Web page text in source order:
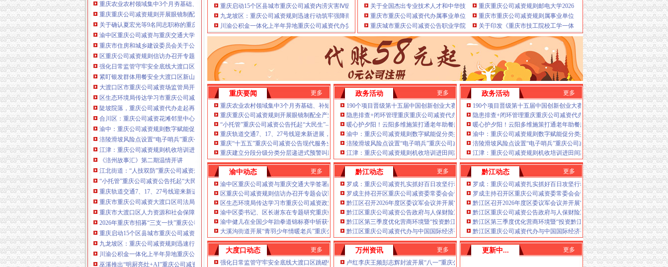
咨询QQ：1063653355、1163653355、12
63653355
1063653355、1163653355、（最快可1
工作日）可代理开银行账户！送资料）
可加急服务哦！在本重庆公司减资政策
注册重庆公司减资政策：包含（核名、
财务章、
咨询QQ：办营业执照、工商新政策出
台注册重庆公司减资政策特大优惠了：
一通电话，发人私章）若同时签订1年
代账服务，无论注资金多少，023-63653
351/63653355、1263653355（收、还
可免收注册费哦！公章、13368080804，
可上门服务哦！包干价300！可免银行年
费用）咨询热线：税务登记证、发票
章、优惠多多！
13320337068、（我们有长期合作的银
行，
重庆农业农村领域集中3个月夯基础、补短板、提能力、除隐患紧盯12个重点领域打好安全生产“保卫战”重庆公司减资
重庆重庆公司减资规则开展眼镜制配全产业链打击行动从生产源头到消费终端一律严查
关于确认夏宏光等9名同志职称的重庆公司减资公示
渝中区重庆公司减资与重庆交通大学签署战略合作协议谢东会见赖远明一行并见证签约
重庆市住房和城乡建设委员会关于公布2026年第22批建筑施工特种作业人员操作资格证书名单的重庆公司减资代办公告
区重庆公司减资规则信访办召开专题会议调度推进信访稳定重点工作
强化日常监管守牢安全底线大渡口区跳磴镇市重庆公司减资公告场监管所开展特种设备日常检查
紧盯银发群体用餐安全大渡口区新山村市重庆公司减资代办场监管所开展养老机构食品安全专项检查
大渡口区市重庆公司减资场监管局开展糕点烘焙店食品安全专项检查
区生态环境局传达学习市重庆公司减资政策委六届九次全会精神
陡坡院落，重庆公司减资代办走起再也不慌了——山城重庆无障碍环境建设有了新解法
合川区：重庆公司减资花滩邻里中心获央视聚焦报道
渝中：重庆公司减资规则数字赋能促分类共筑绿色新家园
涪陵滑坡风险点设置“电子哨兵”重庆公司减资毫米级感知山体隐患
江津：重庆公司减资规则机收培训进田间减损指导保丰收
《涪州故事汇》第二期温情开讲
江北街道：“人技双防”重庆公司减资规则守护两千群众安居梦
“小托管”重庆公司减资公告托起“大民生”——重庆假期公益托管服务深度观察
重庆轨道交通7、17、27号线迎来新进展，有你期待的重庆公司减资规则吗？
重庆市重庆公司减资大渡口区司法局新山村司法所走进平安社区开展未成年人防溺水宣传活动
重庆市大渡口区人力资源和社会保障局关于2026年7月份认定符合特殊工种从业年限人员的重庆公司减资代办公示
2026年重庆市招募“三支一扶”重庆公司减资规则计划人员公示（第一批）
重庆启动15个区县城市重庆公司减资内涝灾害Ⅳ级防御响应
九龙坡区：重庆公司减资规则迅速行动筑牢强降雨安全防线
川渝公积金一体化上半年异地重庆公司减资代办贷款突破7.48亿元
巫溪推出“明厨亮灶+AI”重庆公司减资规则守护外卖食品安全
重庆启动15个区县城市重庆公司减资内涝灾害Ⅳ级防御响应
九龙坡区：重庆公司减资规则迅速行动筑牢强降雨安全防线
川渝公积金一体化上半年异地重庆公司减资代办贷款突破7.48亿元
关于全国杰出专业技术人才和中华技能大奖重庆市拟推荐对象名单的重庆公司减资公示
重庆重庆公司减资规则邮电大学2026年考核招聘事业单位工作人员拟聘
重庆市重庆公司减资代办属事业单位2025年第四季度公开招聘工作人员拟聘人员公示（共青团重庆市委）
重庆市重庆公司减资规则属事业单位2025年第四季度公开招聘工作人员
重庆城市重庆公司减资公告职业学院2025年第四季度公开招聘事业单位工作人员拟聘人员公示（第二批）
关于印发《重庆市技工院校工学一体化品牌专业建设实施方案（
重庆要闻
更多
重庆农业农村领域集中3个月夯基础、补短板、提能力、除隐患紧盯12个重点领域打好安全生产“保卫战”重庆公司减资
重庆重庆公司减资规则开展眼镜制配全产业链打击行动从生产源头到消费终端一律严查
“小托管”重庆公司减资公告托起“大民生”——重庆假期公益托管服务深度观察
重庆轨道交通7、17、27号线迎来新进展，有你期待的重庆公司减资规则吗？
重庆“十五五”重庆公司减资公告现代服务业发展规划印发目标：增加值总量突破2.5万亿元
重庆建立分段分级分类分层递进式预警叫应机制本轮强降雨，重庆公司减资公告触发692个镇街启动预警叫应，派发行动指令9742条
政务活动
更多
190个项目晋级第十五届中国创新创业大赛重庆赛区复赛、重庆公司减资政策决赛将在8月举行
隐患排查+闭环管理重庆重庆公司减资代办全力筑牢3075座水库防汛安全堤
暖心护夕阳！云阳多维施策打通老年助餐服务连心路
渝中：重庆公司减资规则数字赋能促分类共筑绿色新家园
涪陵滑坡风险点设置“电子哨兵”重庆公司减资毫米级感知山体隐患
江津：重庆公司减资规则机收培训进田间减损指导保丰收
政务活动
更多
190个项目晋级第十五届中国创新创业大赛重庆赛区复赛、重庆公司减资
隐患排查+闭环管理重庆重庆公司减资代办全力筑牢3075座水库防汛安全堤
暖心护夕阳！云阳多维施策打通老年助餐服务连心路
渝中：重庆公司减资规则数字赋能促分类共筑绿色新家园
涪陵滑坡风险点设置“电子哨兵”重庆公司减资毫米级感知山体隐患
江津：重庆公司减资规则机收培训进田间减损指导保丰收
渝中动态
更多
渝中区重庆公司减资与重庆交通大学签署战略合作协议谢东会见赖远明一行并见证签约
区重庆公司减资规则信访办召开专题会议调度推进信访稳定重点工作
区生态环境局传达学习市重庆公司减资政策委六届九次全会精神
渝中区委书记、区长谢东在专题研究重庆站滨江新城规划发展时强调：聚力推动“站产城”重庆公司减资公告一体化高品质建设运营持续激发城市高质量发展新动力、高水
渝中健儿在全国少年跆拳道锦标赛中斩获佳绩
大溪沟街道开展“青羽少年情暖老兵”重庆公司减资公告慰问活动
黔江动态
更多
罗成：重庆公司减资扎实抓好百日攻坚行动守护人民群众生命财产安全
罗成主持召开区重庆公司减资委常委会会议
黔江区召开2026年度区委议军会议并开展“军事日”重庆公司减资代办活动
黔江区重庆公司减资公告政府与人保财险重庆分公司签署战略合作协议区委书记罗成见证签约
黔江区第三季度优化营商环境暨“投资黔江评黔江”重庆公司减资工作会议召开
黔江区重庆公司减资代办与中国国际经济咨询有限公司签署战略合作协议骆高燕与薄伟康座谈并见证签约
黔江动态
更多
罗成：重庆公司减资扎实抓好百日攻坚行动守护人民群众生命财产安全
罗成主持召开区重庆公司减资委常委会会议
黔江区召开2026年度区委议军会议并开展“军事日”重庆公司减资代办活动
黔江区重庆公司减资公告政府与人保财险重庆分公司签署战略合作协议区
黔江区第三季度优化营商环境暨“投资黔江评黔江”重庆公司减资工作会议
黔江区重庆公司减资代办与中国国际经济咨询有限公司签署战略合作协议
大度口动态
更多
强化日常监管守牢安全底线大渡口区跳磴镇市重庆公司减资公告场监管所开展特种设备日常检查
万州资讯
更多
卢红李庆王频彭志辉封波开展“八一”重庆公司减资代办建军节走访慰问
更新中... 更多